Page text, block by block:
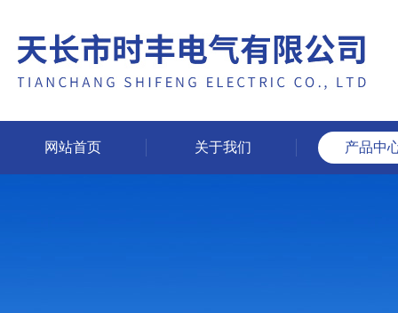
网站首页 关于我们 产品中